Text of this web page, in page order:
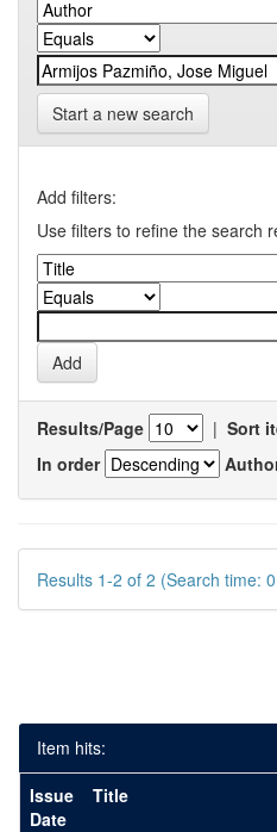
Start a new search
Add filters:
Use filters to refine the search
Results/Page | Sort
In order
Results 1-2 of 2 (Search time:
Item hits:
Issue
Date
Title